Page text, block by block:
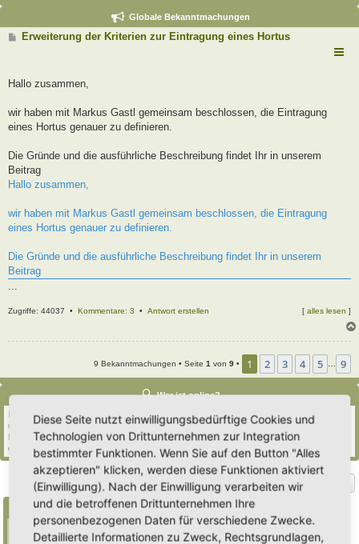
Globale Bekanntmachungen
B
r
Erweiterung der Kriterien zur Eintragung eines Hortus
Hallo zusammen,
wir haben mit Markus Gastl gemeinsam beschlossen, die Eintragung
eines Hortus genauer zu definieren.
Die Gründe und die ausführliche Beschreibung findet Ihr in unserem
Beitrag
Hallo zusammen,
wir haben mit Markus Gastl gemeinsam beschlossen, die Eintragung
eines Hortus genauer zu definieren.
Die Gründe und die ausführliche Beschreibung findet Ihr in unserem
Beitrag
Zugriffe: 44037 • Kommentare: 3 • Antwort erstellen [ alles lesen ]
9 Bekanntmachungen • Seite 1 von 9 • 1 2 3 4 5 … 9
Wer ist online?
Insgesamt sind574 Besucher online :: 2 sichtbare Mitglieder, 0 unsichtbare Mitglieder
und 572 Gäste (basierend auf den aktiven Besuchern der letzten 5 Minuten)
Der Besucherrekord liegt bei2235Besuchern, die am Mi 29. Jul 2026, 21:02 gleichzeitig
online waren.
Gehe zu
Suche
Diese Seite nutzt einwilligungsbedürftige Cookies und
Technologien von Drittunternehmen zur Integration
bestimmter Funktionen. Wenn Sie auf den Button "Alles
akzeptieren" klicken, werden diese Funktionen aktiviert
(Einwilligung). Nach der Einwilligung verarbeiten wir
und die betroffenen Drittunternehmen Ihre
personenbezogenen Daten für verschiedene Zwecke.
Detaillierte Informationen zu Zweck, Rechtsgrundlagen,